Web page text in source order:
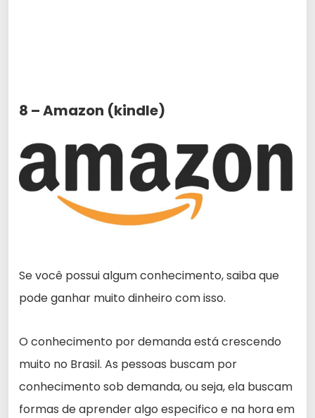
8 – Amazon (kindle)
Se você possui algum conhecimento, saiba que
pode ganhar muito dinheiro com isso.
O conhecimento por demanda está crescendo
muito no Brasil. As pessoas buscam por
conhecimento sob demanda, ou seja, ela buscam
formas de aprender algo especifico e na hora em